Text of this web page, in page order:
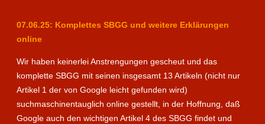
07.06.25: Komplettes SBGG und weitere Erklärungen
online
Wir haben keinerlei Anstrengungen gescheut und das
komplette SBGG mit seinen insgesamt 13 Artikeln (nicht nur
Artikel 1 der von Google leicht gefunden wird)
suchmaschinentauglich online gestellt, in der Hoffnung, daß
Google auch den wichtigen Artikel 4 des SBGG findet und